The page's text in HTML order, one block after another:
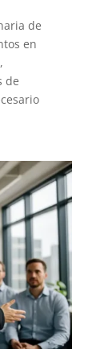
de
en
de